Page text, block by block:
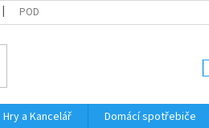
PODMÍNKY OCHRANY OSOBNÍCH ÚDAJŮ
Hry a Kancelář Domácí spotřebiče